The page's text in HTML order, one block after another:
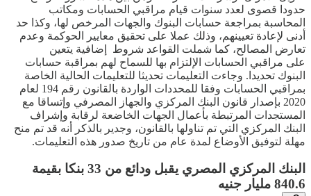
حدودا قصوى لعدد سنوات قيام مراقبي الحسابات ومكاتب
المحاسبة بمراجعة حسابات البنوك والجهات المرخص لها، وكذا حد
أدنى لإعادة تعيينهم، وذلك عملا على تحقيق معايير الحوكمة وعدم
تعارض المصالح، كما شملت القواعد شروط إضافية يتعين
على مراقبي الحسابات الإلتزام بها للسماح لهم بمراقبة حسابات
البنوك تحديدا. وجاءت التعليمات تحديثا للتعليمات الحالية الخاصة
بمراقبي الحسابات وفقا للمحددات الواردة بالقانون رقم 194 لعام
2020 بإصدار قانون البنك المركزي والجهاز المصرفي وإتساقا مع
المستجدات المرتبطة بأعمال الجهات الخاضعة لرقابة وإشراف
البنك المركزي التي تم تناولها بالقانون، وجدير بالذكر أنه قد تم منح
مهلة لتوفيق الأوضاع لمدة عام من تاريخ صدور هذه التعليمات.
البنك المركزي المصري يقبل ودائع من 33 بنكا بقيمة
840.6 مليار جنيه